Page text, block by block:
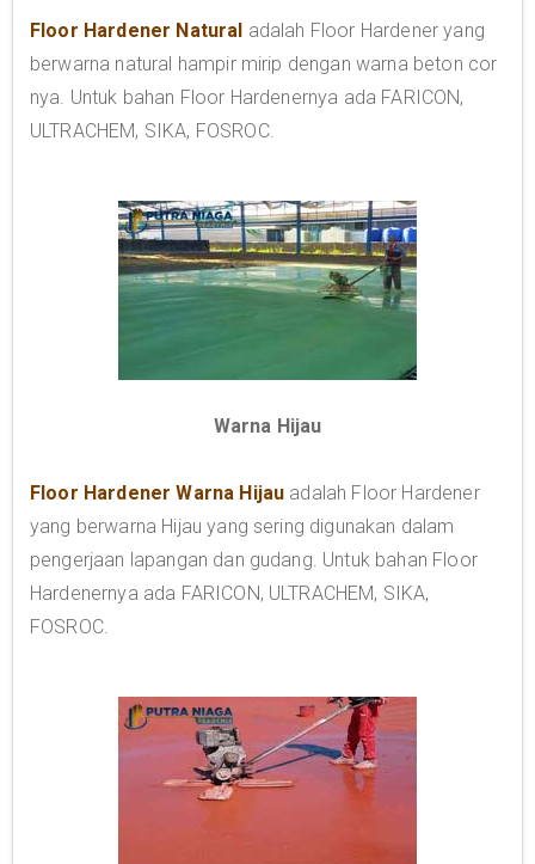
Floor Hardener Natural adalah Floor Hardener yang
berwarna natural hampir mirip dengan warna beton cor
nya. Untuk bahan Floor Hardenernya ada FARICON,
ULTRACHEM, SIKA, FOSROC.
Warna Hijau
Floor Hardener Warna Hijau adalah Floor Hardener
yang berwarna Hijau yang sering digunakan dalam
pengerjaan lapangan dan gudang. Untuk bahan Floor
Hardenernya ada FARICON, ULTRACHEM, SIKA,
FOSROC.